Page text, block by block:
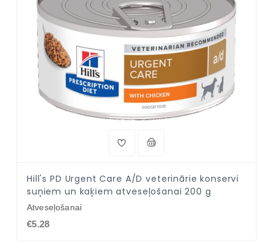
Hill's PD Urgent Care A/D veterinārie konservi
suņiem un kaķiem atveseļošanai 200 g
Atveseļošanai
€5.28